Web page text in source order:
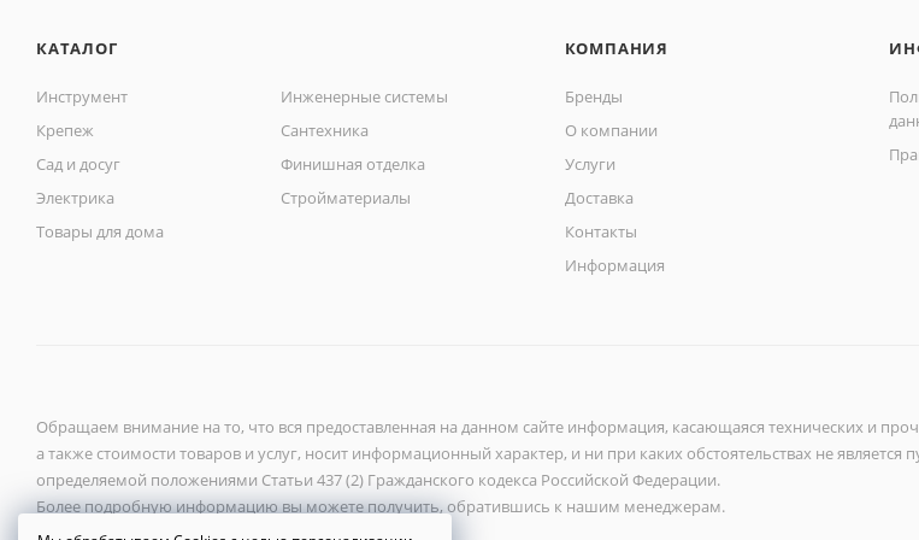
КАТАЛОГ
Инструмент
Инженерные системы
Крепеж
Сантехника
Сад и досуг
Финишная отделка
Электрика
Стройматериалы
Товары для дома
КОМПАНИЯ
Бренды
О компании
Услуги
Доставка
Контакты
Информация
Обращаем внимание на то, что вся предоставленная на данном сайте информация, касающаяся технических и
а также стоимости товаров и услуг, носит информационный характер, и ни при каких обстоятельствах не является
определяемой положениями Статьи 437 (2) Гражданского кодекса Российской Федерации.
Более подробную информацию вы можете получить, обратившись к нашим менеджерам.